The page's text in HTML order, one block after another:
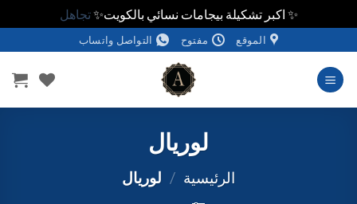
✨ اكبر تشكيلة بيجامات نسائي بالكويت✨تجاهل
للمحتوى
الموقع مفتوح التواصل واتساب
لوريال
الرئيسية / لوريال